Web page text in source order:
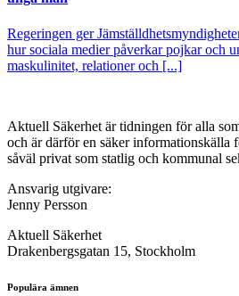
Regeringen ger
hur sociala medier påverkar pojkar och
maskulinitet, relationer och [...]
Aktuell Säkerhet är tidningen för alla
och är därför en säker informationskälla
såväl privat som statlig och kommunal
Ansvarig utgivare:
Jenny Persson
Aktuell Säkerhet
Drakenbergsgatan 15, Stockholm
Populära ämnen